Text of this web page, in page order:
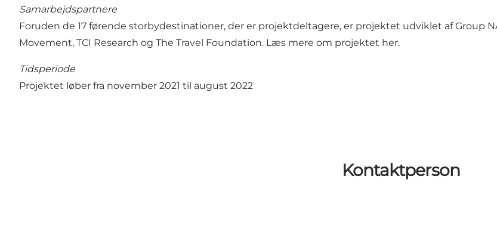
Samarbejdspartnere
Foruden de 17 førende storbydestinationer, der er projektdeltagere, er projektet udviklet af Group
Movement, TCI Research og The Travel Foundation. Læs mere om projektet her.
Tidsperiode
Projektet løber fra november 2021 til august 2022
Kontaktperson